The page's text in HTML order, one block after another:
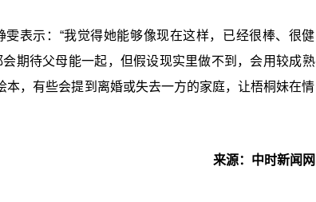
表示：“我觉得她能够像现在这样，已经很棒、很健
期待父母能一起，但假设现实里做不到，会用较成熟
，有些会提到离婚或失去一方的家庭，让梧桐妹在情
来源：中时新闻网